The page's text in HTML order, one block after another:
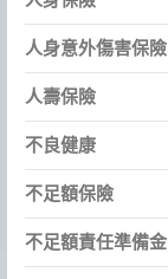
人身意外傷害保險
人壽保險
不良健康
不足額保險
不足額責任準備金